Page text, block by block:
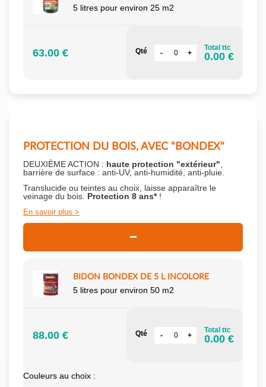
5 litres pour environ 25 m2
63.00 € Qté Total ttc
0.00 €
PROTECTION DU BOIS, AVEC "BONDEX"
DEUXIÈME ACTION : haute protection "extérieur"
barrière de surface : anti-UV, anti-humidité, anti-pluie.
Translucide ou teintes au choix, laisse apparaître le
veinage du bois. Protection 8 ans*!
En savoir plus
BIDON BONDEX DE 5 L INCOLORE
5 litres pour environ 50 m2
88.00 € Qté Total ttc
0.00 €
Couleurs au choix :